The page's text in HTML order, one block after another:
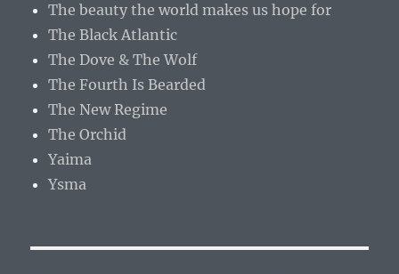
The beauty the world makes us hope for
The Black Atlantic
The Dove & The Wolf
The Fourth Is Bearded
The New Regime
The Orchid
Yaima
Ysma